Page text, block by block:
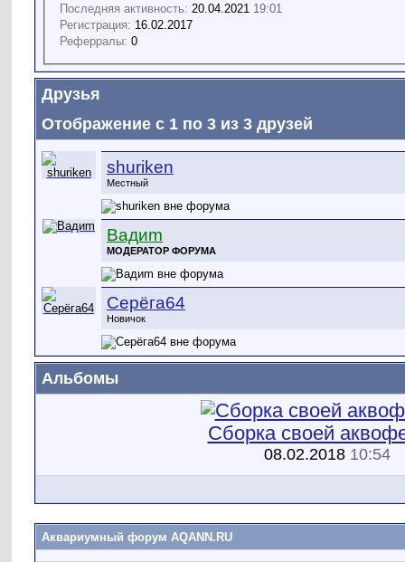
Последняя активность: 20.04.2021 19:01
Регистрация: 16.02.2017
Реферралы: 0
Друзья
Отображение с 1 по 3 из 3 друзей
shuriken
Местный
Вадиm
МОДЕРАТОР ФОРУМА
Серёга64
Новичок
Альбомы
Сборка своей
08.02.2018 10:54
Аквариумный форум AQANN.RU